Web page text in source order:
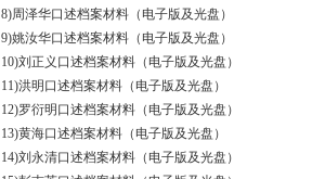
8)周泽华口述档案材料（电子版及光盘）
9)姚汝华口述档案材料（电子版及光盘）
10)刘正义口述档案材料（电子版及光盘）
11)洪明口述档案材料（电子版及光盘）
12)罗衍明口述档案材料（电子版及光盘）
13)黄海口述档案材料（电子版及光盘）
14)刘永清口述档案材料（电子版及光盘）